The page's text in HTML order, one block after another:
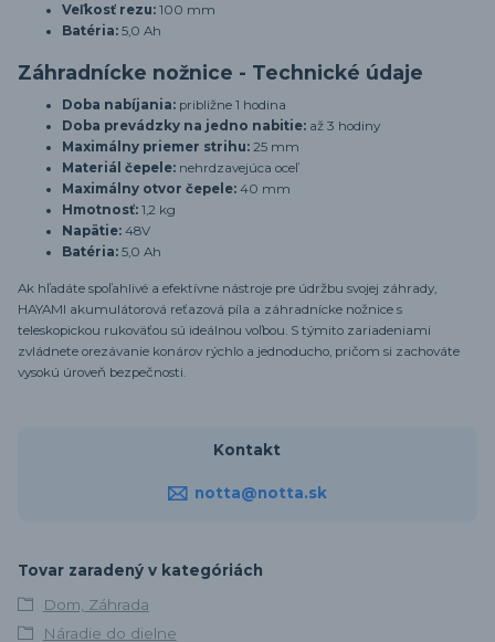
Veľkosť rezu: 100 mm
Batéria: 5,0 Ah
Záhradnícke nožnice - Technické údaje
Doba nabíjania: približne 1 hodina
Doba prevádzky na jedno nabitie: až 3 hodiny
Maximálny priemer strihu: 25 mm
Materiál čepele: nehrdzavejúca oceľ
Maximálny otvor čepele: 40 mm
Hmotnosť: 1,2 kg
Napätie: 48V
Batéria: 5,0 Ah
Ak hľadáte spoľahlivé a efektívne nástroje pre údržbu svojej záhrady,
HAYAMI akumulátorová reťazová píla a záhradnícke nožnice s
teleskopickou rukoväťou sú ideálnou voľbou. S týmito zariadeniami
zvládnete orezávanie konárov rýchlo a jednoducho, pričom si zachováte
vysokú úroveň bezpečnosti.
Kontakt
notta@notta.sk
Tovar zaradený v kategóriách
Dom, Záhrada
Náradie do dielne